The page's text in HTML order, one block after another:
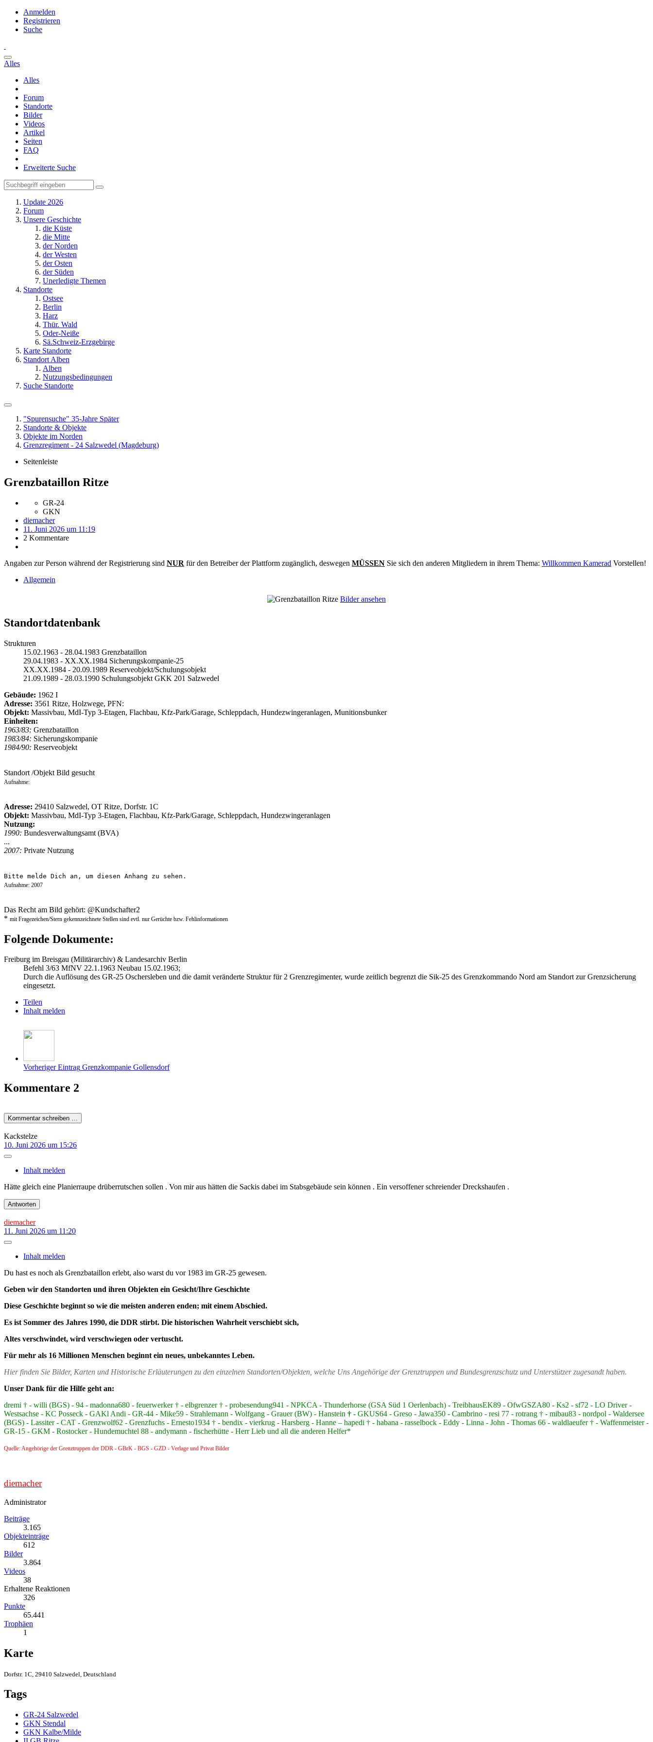
Anmelden
Registrieren
Suche
Alles
Alles
Forum
Standorte
Bilder
Videos
Artikel
Seiten
FAQ
Erweiterte Suche
Update 2026
Forum
Unsere Geschichte
die Küste
die Mitte
der Norden
der Westen
der Osten
der Süden
Unerledigte Themen
Standorte
Ostsee
Berlin
Harz
Thür. Wald
Oder-Neiße
Sä.Schweiz-Erzgebirge
Karte Standorte
Standort Alben
Alben
Nutzungsbedingungen
Suche Standorte
"Spurensuche" 35-Jahre Später
Standorte & Objekte
Objekte im Norden
Grenzregiment - 24 Salzwedel (Magdeburg)
Seitenleiste
Grenzbataillon Ritze
GR-24
GKN
diemacher
11. Juni 2026 um 11:19
2 Kommentare
Angaben zur Person während der Registrierung sind NUR für den Betreiber der Plattform zugänglich, deswegen MÜSSEN Sie sich den anderen Mitgliedern in ihrem Thema: Willkommen Kamerad Vorstellen!
Allgemein
Bilder ansehen
Standortdatenbank
Strukturen
15.02.1963 - 28.04.1983 Grenzbataillon
29.04.1983 - XX.XX.1984 Sicherungskompanie-25
XX.XX.1984 - 20.09.1989 Reserveobjekt/Schulungsobjekt
21.09.1989 - 28.03.1990 Schulungsobjekt GKK 201 Salzwedel
Gebäude: 1962 I
Adresse: 3561 Ritze, Holzwege, PFN:
Objekt: Massivbau, MdI-Typ 3-Etagen, Flachbau, Kfz-Park/Garage, Schleppdach, Hundezwingeranlagen, Munitionsbunker
Einheiten:
1963/83: Grenzbataillon
1983/84: Sicherungskompanie
1984/90: Reserveobjekt
Standort /Objekt Bild gesucht
Aufnahme:
Adresse: 29410 Salzwedel, OT Ritze, Dorfstr. 1C
Objekt: Massivbau, MdI-Typ 3-Etagen, Flachbau, Kfz-Park/Garage, Schleppdach, Hundezwingeranlagen
Nutzung:
1990: Bundesverwaltungsamt (BVA)
...
2007: Private Nutzung
Bitte melde Dich an, um diesen Anhang zu sehen.
Aufnahme: 2007
Das Recht am Bild gehört: @Kundschafter2
* mit Fragezeichen/Stern gekennzeichnete Stellen sind evtl. nur Gerüchte bzw. Fehlinformationen
Folgende Dokumente:
Freiburg im Breisgau (Militärarchiv) & Landesarchiv Berlin
Befehl 3/63 MfNV 22.1.1963 Neubau 15.02.1963;
Durch die Auflösung des GR-25 Oschersleben und die damit veränderte Struktur für 2 Grenzregimenter, wurde zeitlich begrenzt die Sik-25 des Grenzkommando Nord am Standort zur Grenzsicherung
eingesetzt.
Teilen
Inhalt melden
Vorheriger Eintrag Grenzkompanie Gollensdorf
Kommentare 2
Kommentar schreiben …
Kackstelze
10. Juni 2026 um 15:26
Inhalt melden
Hätte gleich eine Planierraupe drüberrutschen sollen . Von mir aus hätten die Sackis dabei im Stabsgebäude sein können . Ein versoffener schreiender Dreckshaufen .
Antworten
diemacher
11. Juni 2026 um 11:20
Inhalt melden
Du hast es noch als Grenzbataillon erlebt, also warst du vor 1983 im GR-25 gewesen.
Geben wir den Standorten und ihren Objekten ein Gesicht/Ihre Geschichte
Diese Geschichte beginnt so wie die meisten anderen enden; mit einem Abschied.
Es ist Sommer des Jahres 1990, die DDR stirbt. Die historischen Wahrheit verschiebt sich,
Altes verschwindet, wird verschwiegen oder vertuscht.
Für mehr als 16 Millionen Menschen beginnt ein neues, unbekanntes Leben.
Hier finden Sie Bilder, Karten und Historische Erläuterungen zu den einzelnen Standorten/Objekten, welche Uns Angehörige der Grenztruppen und Bundesgrenzschutz und Unterstützer zugesandt haben.
Unser Dank für die Hilfe geht an:
dremi † - willi (BGS) - 94 - madonna680 - feuerwerker † - elbgrenzer † - probesendung941 - NPKCA - Thunderhorse (GSA Süd 1 Oerlenbach) - TreibhausEK89 - OfwGSZA80 - Ks2 - sf72 - LO Driver -
Westsachse - KC Posseck - GAKl Andi - GR-44 - Mike59 - Strahlemann - Wolfgang - Grauer (BW) - Hanstein † - GKUS64 - Greso - Jawa350 - Cambrino - resi 77 - rotrang † - mibau83 - nordpol - Waldersee
(BGS) - Lassiter - CAT - Grenzwolf62 - Grenzfuchs - Ernesto1934 † - bendix - vierkrug - Harsberg - Hanne – hapedi † - habana - rasselbock - Eddy - Linna - John - Thomas 66 - waldlaeufer † - Waffenmeister -
GR-15 - GKM - Rostocker - Hundemuchtel 88 - andymann - fischerhütte - Herr Lieb und all die anderen Helfer*
Quelle: Angehörige der Grenztruppen der DDR - GBrK - BGS - GZD - Verlage und Privat Bilder
diemacher
Administrator
Beiträge
3.165
Objekteinträge
612
Bilder
3.864
Videos
38
Erhaltene Reaktionen
326
Punkte
65.441
Trophäen
1
Karte
Dorfstr. 1C, 29410 Salzwedel, Deutschland
Tags
GR-24 Salzwedel
GKN Stendal
GKN Kalbe/Milde